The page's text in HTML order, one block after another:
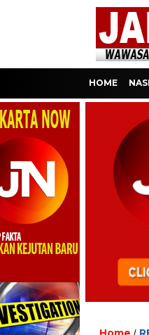
HOME
/